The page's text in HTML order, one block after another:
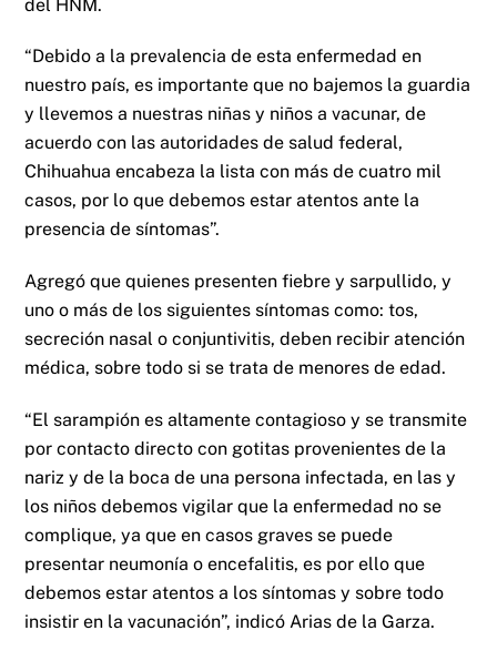
del HNM.
“Debido a la prevalencia de esta enfermedad en
nuestro país, es importante que no bajemos la guardia
y llevemos a nuestras niñas y niños a vacunar, de
acuerdo con las autoridades de salud federal,
Chihuahua encabeza la lista con más de cuatro mil
casos, por lo que debemos estar atentos ante la
presencia de síntomas”.
Agregó que quienes presenten fiebre y sarpullido, y
uno o más de los siguientes síntomas como: tos,
secreción nasal o conjuntivitis, deben recibir atención
médica, sobre todo si se trata de menores de edad.
“El sarampión es altamente contagioso y se transmite
por contacto directo con gotitas provenientes de la
nariz y de la boca de una persona infectada, en las y
los niños debemos vigilar que la enfermedad no se
complique, ya que en casos graves se puede
presentar neumonía o encefalitis, es por ello que
debemos estar atentos a los síntomas y sobre todo
insistir en la vacunación”, indicó Arias de la Garza.